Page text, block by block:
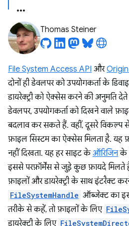
Thomas Steiner
File System Access API और
दोनों ही डेवलपर को उपयोगकर्ता के
डायरेक्ट्री को ऐक्सेस करने की अनुमति
डेवलपर, उपयोगकर्ता को दिखने वाले
बदलाव कर सकते हैं. वहीं, दूसरे विकल्प
फ़ाइल सिस्टम का ऐक्सेस मिलता है. यह
नहीं दिखता. यह हर साइट केऑरिजिनके
इससे परफ़ॉर्मेंस से जुड़े कुछ फ़ायदे मिलते
फ़ाइलों और डायरेक्ट्री के साथ इंटरैक्ट
FileSystemHandle ऑब्जेक्ट का
तरीके से कहें, तो फ़ाइलों के लिए
डायरेक्ट्री के लिए